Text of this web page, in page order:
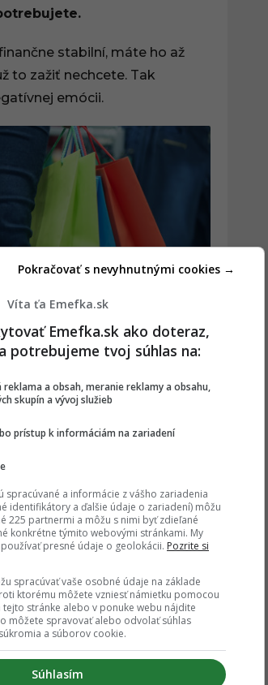
stabilní, máte ho až
to zažiť nechcete. Tak
emócii.
samotných financií. A to z
Víta ťa Emefka.sk
Emefka.sk ako doteraz,
potrebujeme tvoj súhlas na:
a obsah, meranie reklamy a obsahu,
skupín a vývoj služieb
prístup k informáciám na zariadení
spracúvané a informácie z vášho zariadenia
identifikátory a ďalšie údaje o zariadení) môžu
225 partnermi a môžu s nimi byť zdieľané
konkrétne týmito webovými stránkami. My
presné údaje o geolokácii. Pozrite si
spracúvať vaše osobné údaje na základe
ktorému môžete vzniesť námietku pomocou
tejto stránke alebo v ponuke webu nájdite
môžete spravovať alebo odvolať súhlas
a súborov cookie.
Súhlasím
Pokračovať s nevyhnutnými cookies →